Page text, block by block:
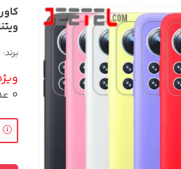
برند:
0